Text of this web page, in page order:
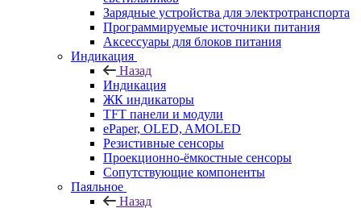
Зарядные устройства для электротранспорта
Программируемые источники питания
Аксессуары для блоков питания
Индикация
Назад
Индикация
ЖК индикаторы
TFT панели и модули
ePaper, OLED, AMOLED
Резистивные сенсоры
Проекционно-ёмкостные сенсоры
Сопутствующие компоненты
Паяльное
Назад